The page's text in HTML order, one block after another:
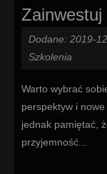
Zainwestuj
Dodane: 2019-
Szkolenia
Warto wybrać
perspektyw i
jednak pamiętać,
przyjemność...